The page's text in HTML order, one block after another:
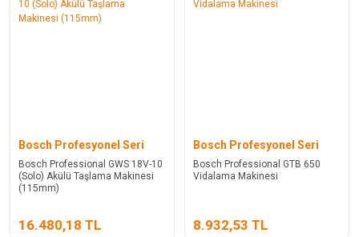
Bosch Profesyonel Seri
Bosch Professional GWS 18V-10
(Solo) Akülü Taşlama Makinesi
(115mm)
16.480,18 TL
Bosch Profesyonel Seri
Bosch Professional GTB 650
Vidalama Makinesi
8.932,53 TL